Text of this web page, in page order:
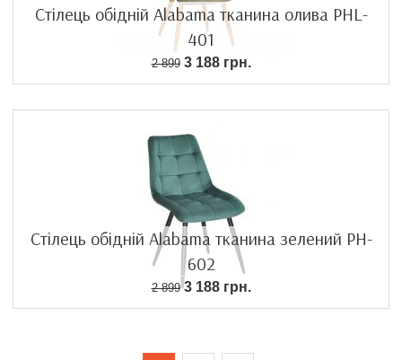
Стілець обідній Alabama тканина олива PHL-
401
2 8993 188 грн.
Стілець обідній Alabama тканина зелений PH-
602
2 8993 188 грн.